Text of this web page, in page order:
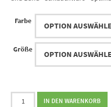
Farbe
Größe
Me
IN DEN WARENKORB